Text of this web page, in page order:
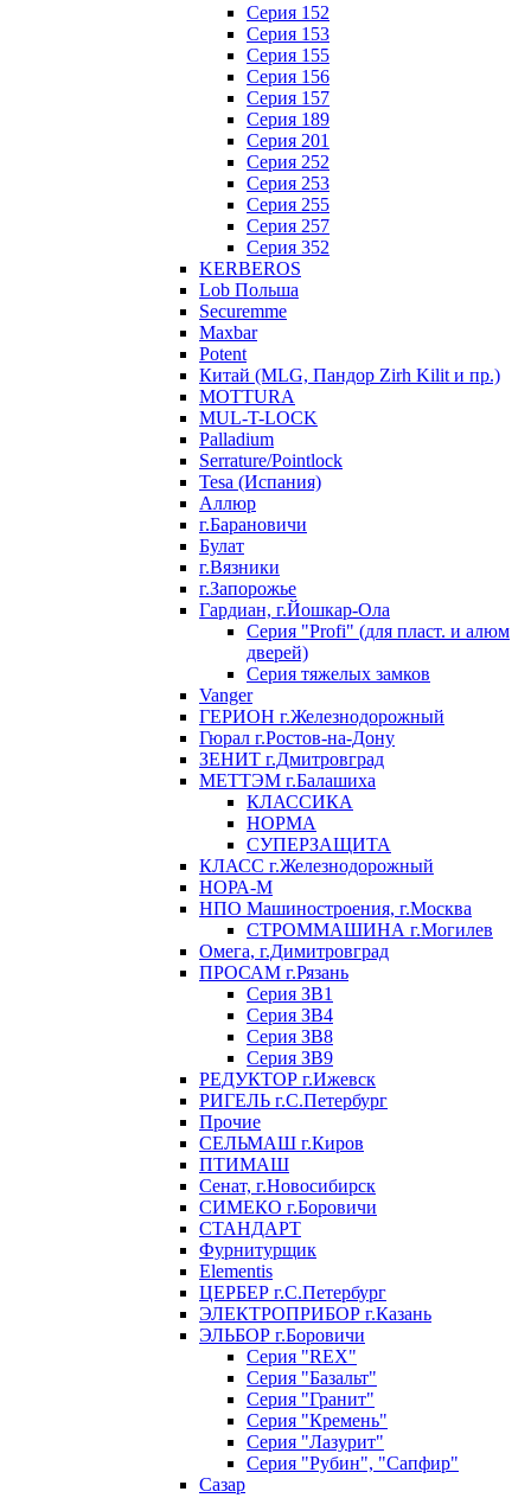
Серия 152
Серия 153
Серия 155
Серия 156
Серия 157
Серия 189
Серия 201
Серия 252
Серия 253
Серия 255
Серия 257
Серия 352
KERBEROS
Lob Польша
Securemme
Maxbar
Potent
Китай (MLG, Пандор Zirh Kilit и пр.)
MOTTURA
MUL-T-LOCK
Palladium
Serrature/Pointlock
Tesa (Испания)
Аллюр
г.Барановичи
Булат
г.Вязники
г.Запорожье
Гардиан, г.Йошкар-Ола
Серия "Profi" (для пласт. и алюм
дверей)
Серия тяжелых замков
Vanger
ГЕРИОН г.Железнодорожный
Гюрал г.Ростов-на-Дону
ЗЕНИТ г.Дмитровград
МЕТТЭМ г.Балашиха
КЛАССИКА
НОРМА
СУПЕРЗАЩИТА
КЛАСС г.Железнодорожный
НОРА-М
НПО Машиностроения, г.Москва
СТРОММАШИНА г.Могилев
Омега, г.Димитровград
ПРОСАМ г.Рязань
Серия ЗВ1
Серия ЗВ4
Серия ЗВ8
Серия ЗВ9
РЕДУКТОР г.Ижевск
РИГЕЛЬ г.С.Петербург
Прочие
СЕЛЬМАШ г.Киров
ПТИМАШ
Сенат, г.Новосибирск
СИМЕКО г.Боровичи
СТАНДАРТ
Фурнитурщик
Elementis
ЦЕРБЕР г.С.Петербург
ЭЛЕКТРОПРИБОР г.Казань
ЭЛЬБОР г.Боровичи
Серия "REX"
Серия "Базальт"
Серия "Гранит"
Серия "Кремень"
Серия "Лазурит"
Серия "Рубин", "Сапфир"
Сазар